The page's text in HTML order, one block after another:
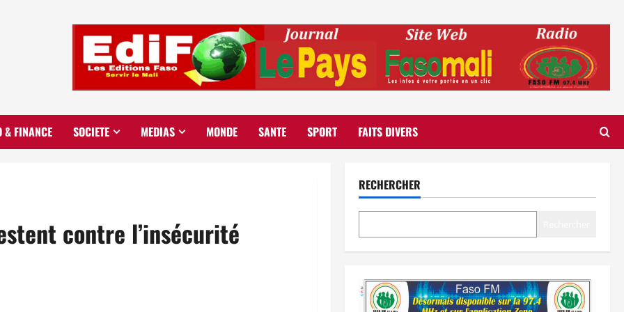
& FINANCE SOCIETE MEDIAS MONDE SANTE SPORT FAITS DIVERS
contre l’insécurité
RECHERCHER